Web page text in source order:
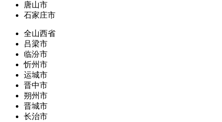
唐山市
石家庄市
全山西省
吕梁市
临汾市
忻州市
运城市
晋中市
朔州市
晋城市
长治市